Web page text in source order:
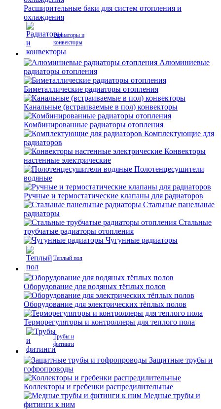
Расширительные баки для систем отопления и
охлаждения
Радиаторы и
конвекторы
Алюминиевые
радиаторы отопления
Биметаллические радиаторы отопления
Канальные (встраиваемые в пол) конвекторы
Комбинированные радиаторы отопления
Комплектующие для
радиаторов
Конвекторы
настенные электрические
Полотенцесушители
водяные
Ручные и термостатические клапаны для радиаторов
Стальные панельные
радиаторы
Стальные
трубчатые радиаторы отопления
Чугунные радиаторы
Теплый пол
Оборудование для водяных тёплых полов
Оборудование для электрических тёплых полов
Терморегуляторы и контроллеры для теплого пола
Трубы и
фитинги
Защитные трубы и
гофропроводы
Коллекторы и гребенки распредилительные
Медные трубы и
фитинги к ним